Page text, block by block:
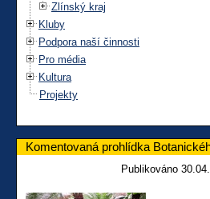
Zlínský kraj
Kluby
Podpora naší činnosti
Pro média
Kultura
Projekty
Komentovaná prohlídka
Publikováno